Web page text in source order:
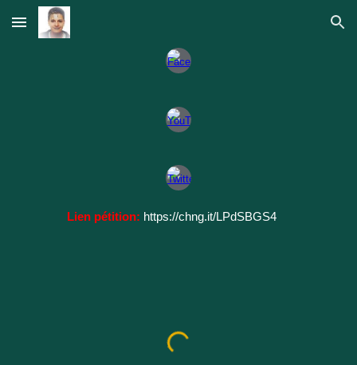
Skip to main content Skip to navigation
Lien pétition: https://chng.it/LPdSBGS4